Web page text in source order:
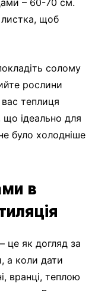
– 60-70 см.
щоб
солому
рослини
теплиця
що ідеально для
було холодніше
в
це як догляд за
а коли дати
вранці, теплою